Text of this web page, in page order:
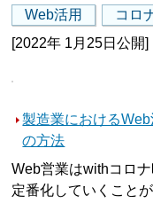
Web活用
コロ
[2022年 1月25日公開]
製造業における
の方法
Web営業はwithコロ
定番化していくこと